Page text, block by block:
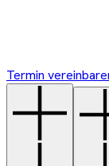
Termin